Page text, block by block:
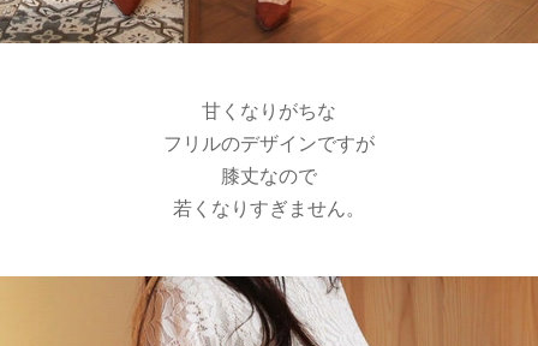
甘くなりがちな
フリルのデザインですが
膝丈なので
若くなりすぎません。